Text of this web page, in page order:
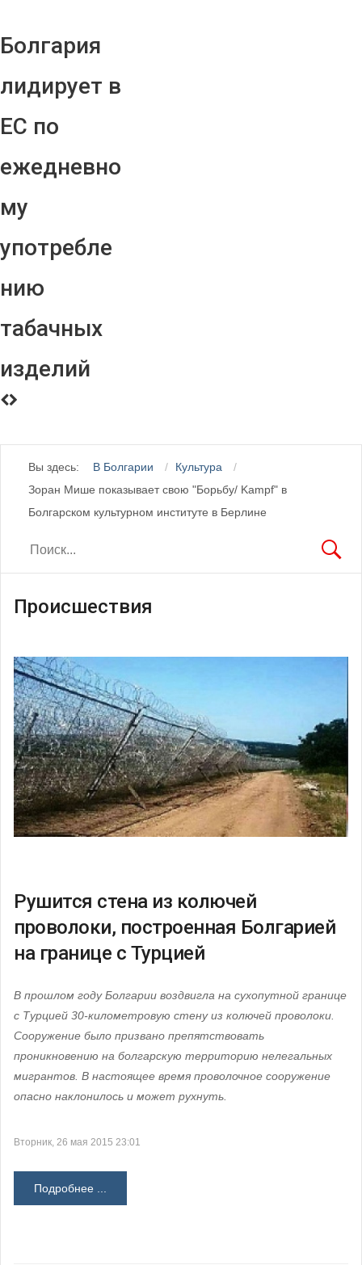
Болгария
лидирует в
ЕС по
ежедневно
му
употребле
нию
табачных
изделий
Вы здесь: В Болгарии
Культура
Зоран Мише показывает свою "Борьбу/ Kampf" в
Болгарском культурном институте в Берлине
Происшествия
Рушится стена из колючей
проволоки, построенная Болгарией
на границе с Турцией
В прошлом году Болгарии воздвигла на сухопутной границе
с Турцией 30-километровую стену из колючей проволоки.
Сооружение было призвано препятствовать
проникновению на болгарскую территорию нелегальных
мигрантов. В настоящее время проволочное сооружение
опасно наклонилось и может рухнуть.
Вторник, 26 мая 2015 23:01
Подробнее ...